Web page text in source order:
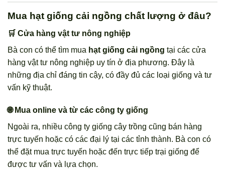
Mua hạt giống cải ngồng chất lượng ở đâu?
🛒 Cửa hàng vật tư nông nghiệp
Bà con có thể tìm mua hạt giống cải ngồng tại các cửa
hàng vật tư nông nghiệp uy tín ở địa phương. Đây là
những địa chỉ đáng tin cậy, có đầy đủ các loại giống và tư
vấn kỹ thuật.
🌐 Mua online và từ các công ty giống
Ngoài ra, nhiều công ty giống cây trồng cũng bán hàng
trực tuyến hoặc có các đại lý tại các tỉnh thành. Bà con có
thể đặt mua trực tuyến hoặc đến trực tiếp trại giống để
được tư vấn và lựa chọn.